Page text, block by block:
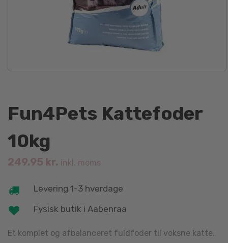
Fun4Pets Kattefoder
10kg
249.95 kr. inkl. moms
Levering 1-3 hverdage
Fysisk butik i Aabenraa
Et komplet og afbalanceret fuldfoder til voksne katte.